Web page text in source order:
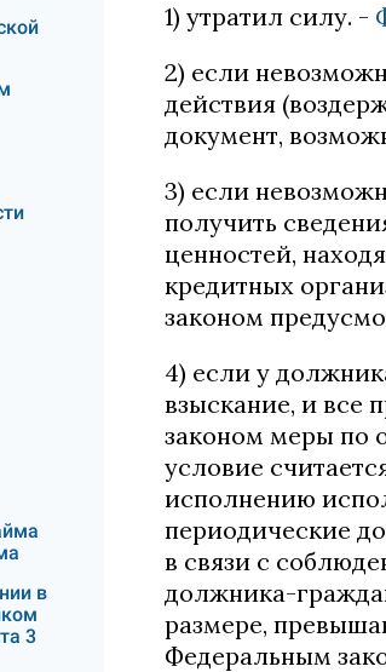
в
3
1) утратил силу. -
2) если
действия
документ,
3) если
получить
ценностей,
кредитных
законом
4) если у
взыскание, и все
законом меры по
условие
исполнению
периодические
в связи с
должника-
размере,
Федеральным